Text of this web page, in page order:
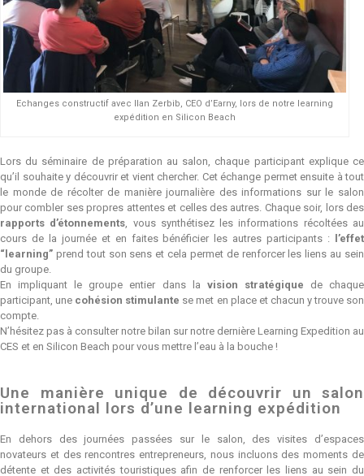
Echanges constructif avec Ilan Zerbib, CEO d’Earny, lors de notre learning
expédition en Silicon Beach
Lors du séminaire de préparation au salon, chaque participant explique ce
qu’il souhaite y découvrir et vient chercher. Cet échange permet ensuite à tout
le monde de récolter de manière journalière des informations sur le salon
pour combler ses propres attentes et celles des autres. Chaque soir, lors des
rapports d’étonnements , vous synthétisez les informations récoltées au
cours de la journée et en faites bénéficier les autres participants : l’effet
“learning” prend tout son sens et cela permet de renforcer les liens au sein
du groupe.
En impliquant le groupe entier dans la vision stratégique de chaque
participant, une cohésion stimulante se met en place et chacun y trouve son
compte.
N’hésitez pas à consulter notre bilan sur notre dernière Learning Expedition au
CES et en Silicon Beach pour vous mettre l’eau à la bouche !
Une manière unique de découvrir un salon
international lors d’une learning expédition
En dehors des journées passées sur le salon, des visites d’espaces
novateurs et des rencontres entrepreneurs, nous incluons des moments de
détente et des activités touristiques afin de renforcer les liens au sein du